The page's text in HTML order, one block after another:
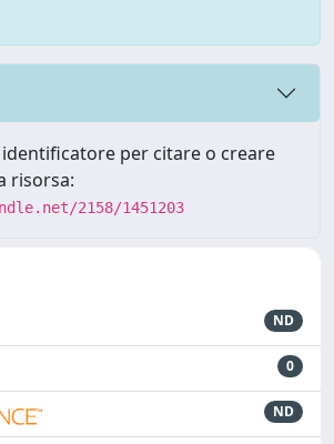
per citare o creare
risorsa:
2158/1451203
ND
0
ND